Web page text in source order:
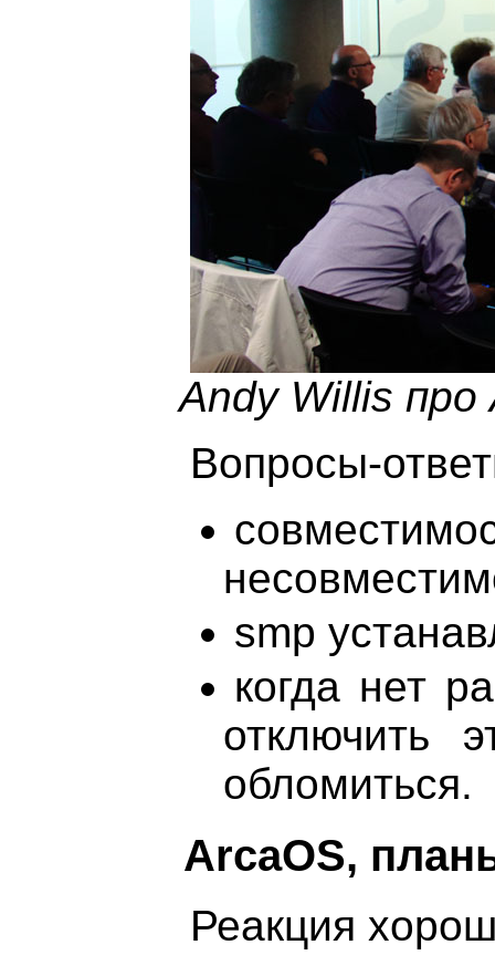
Andy Willis про
Вопросы-
smp
когда нет
отключить
обломиться.
ArcaOS,
Реакция